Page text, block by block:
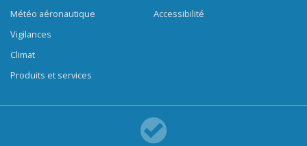
Météo aéronautique
Vigilances
Climat
Produits et services
Accessibilité